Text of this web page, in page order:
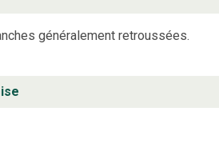
généralement retroussées.